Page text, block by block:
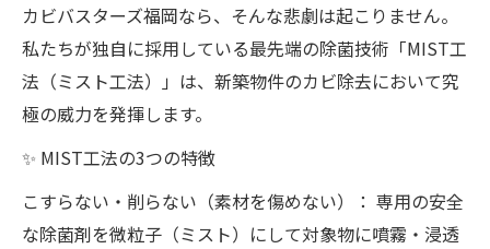
カビバスターズ福岡なら、そんな悲劇は起こりません。
私たちが独自に採用している最先端の除菌技術「MIST工
法（ミスト工法）」は、新築物件のカビ除去において究
極の威力を発揮します。
✨ MIST工法の3つの特徴
こすらない・削らない（素材を傷めない）： 専用の安全
な除菌剤を微粒子（ミスト）にして対象物に噴霧・浸透